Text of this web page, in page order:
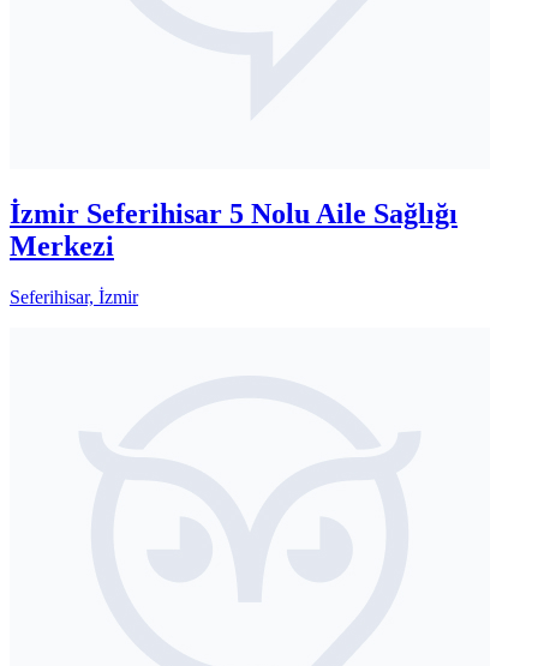
İzmir Seferihisar 5 Nolu Aile Sağlığı
Merkezi
Seferihisar, İzmir